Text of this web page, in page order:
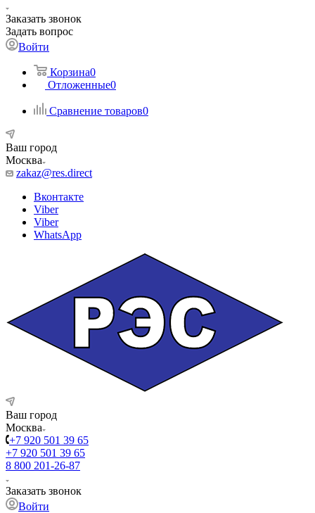
Заказать звонок
Задать вопрос
Войти
Корзина0
Отложенные0
Сравнение товаров0
Ваш город
Москва
zakaz@res.direct
Вконтакте
Viber
Viber
WhatsApp
Ваш город
Москва
+7 920 501 39 65
+7 920 501 39 65
8 800 201-26-87
Заказать звонок
Войти